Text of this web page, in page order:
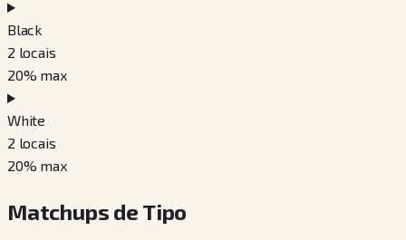
Black
2 locais
20% max
White
2 locais
20% max
Matchups de Tipo